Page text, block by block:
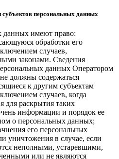
субъектов персональных данных
данных имеют право:
обработки его
случаев,
законами. Сведения
данных Оператором
должны содержаться
к другим субъектам
случаев, когда
для раскрытия таких
информации и порядок ее
о персональных данных;
его персональных
уничтожения в случае, если
неполными, устаревшими,
или не являются